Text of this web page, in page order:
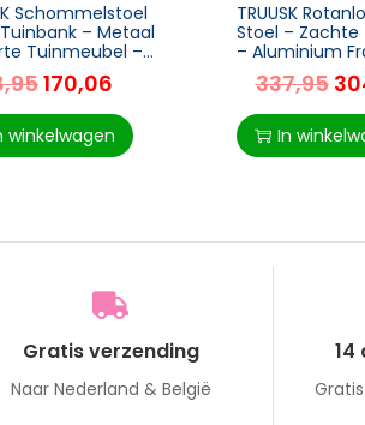
Schommelstoel
– Metaal
Tuinmeubel –
x 85 cm
170,06
winkelwagen
TRUUSK
Stoel – Zachte
– Aluminium
x 97 x 150 cm –
Kaki/Beige
337,95
In
Gratis verzending
Naar Nederland & België
14